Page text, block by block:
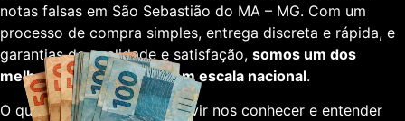
notas falsas em São Sebastião do MA – MG. Com um
processo de compra simples, entrega discreta e rápida, e
garantias de qualidade e satisfação, somos um dos
melhores fornecedores em escala nacional.
O que está esperando para vir nos conhecer e entender